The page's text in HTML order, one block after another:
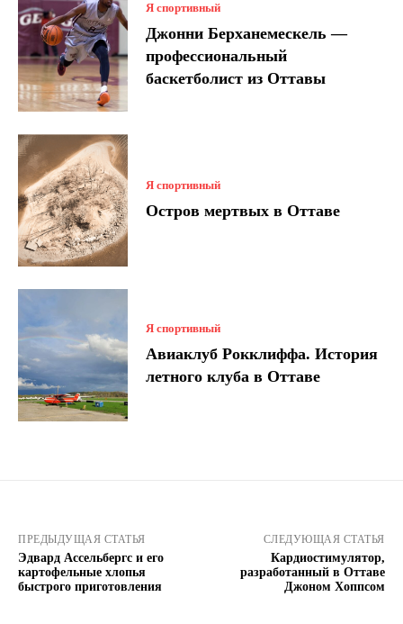
Я спортивный
Джонни Берханемескель —
профессиональный
баскетболист из Оттавы
Я спортивный
Остров мертвых в Оттаве
Я спортивный
Авиаклуб Рокклиффа. История
летного клуба в Оттаве
ПРЕДЫДУЩАЯ СТАТЬЯ
Эдвард Ассельбергс и его
картофельные хлопья
быстрого приготовления
СЛЕДУЮЩАЯ СТАТЬЯ
Кардиостимулятор,
разработанный в Оттаве
Джоном Хоппсом